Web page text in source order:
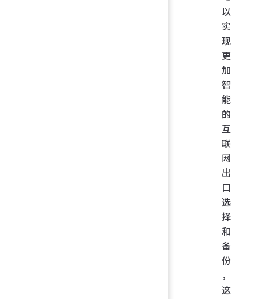
以
实
现
更
加
智
能
的
互
联
网
出
口
选
择
和
备
份
，
这